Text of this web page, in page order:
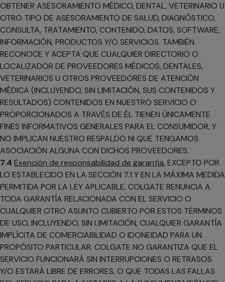
OBTENER ASESORAMIENTO MÉDICO, DENTAL, VETERINARIO U
OTRO TIPO DE ASESORAMIENTO DE SALUD, DIAGNÓSTICO,
CONSULTA, TRATAMIENTO, CONTENIDO, DATOS, SOFTWARE,
INFORMACIÓN, PRODUCTOS Y/O SERVICIOS. TAMBIÉN
RECONOCE Y ACEPTA QUE CUALQUIER DIRECTORIO O
LOCALIZADOR DE PROVEEDORES MÉDICOS, DENTALES,
VETERINARIOS U OTROS PROVEEDORES DE ATENCIÓN
MÉDICA (INCLUYENDO, SIN LIMITACIÓN, SUS CONTENIDOS Y
RESULTADOS) CONTENIDOS EN NUESTRO SERVICIO O
PROPORCIONADOS A TRAVÉS DE ÉL TIENEN ÚNICAMENTE
FINES INFORMATIVOS GENERALES PARA EL CONSUMIDOR, Y
NO IMPLICAN NUESTRO RESPALDO NI QUE TENGAMOS
ASOCIACIÓN ALGUNA CON DICHOS PROVEEDORES.
7.4 Exención de responsabilidad de garantía. EXCEPTO POR
LO ESTABLECIDO EN LA SECCIÓN 7.1 Y EN LA MÁXIMA MEDIDA
PERMITIDA POR LA LEY APLICABLE, COLGATE RENUNCIA A
TODA GARANTÍA RELACIONADA CON EL SERVICIO O
CUALQUIER OTRO ASUNTO CUBIERTO POR ESTOS TÉRMINOS
DE USO, INCLUYENDO, SIN LIMITACIÓN, CUALQUIER GARANTÍA
IMPLÍCITA DE COMERCIABILIDAD O IDONEIDAD PARA UN
PROPÓSITO PARTICULAR. COLGATE NO GARANTIZA QUE EL
SERVICIO FUNCIONARÁ SIN INTERRUPCIONES O RETRASOS
Y/O ESTARÁ LIBRE DE ERRORES, O QUE TODAS LAS FALLAS